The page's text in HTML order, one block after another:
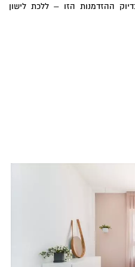
ההזדמנות הזו – ללכת לישון